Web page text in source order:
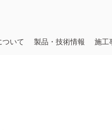
ついて 製品・技術情報 施工